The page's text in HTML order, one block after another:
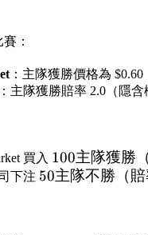
：
：主隊獲勝價格為 $0.60
主隊獲勝賠率 2.0（隱含
買入 100
主隊
100主隊獲勝
下注 50 主
50主隊不勝（